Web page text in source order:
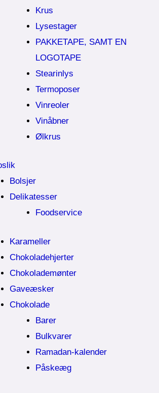
Krus
Lysestager
PAKKETAPE, SAMT EN
LOGOTAPE
Stearinlys
Termoposer
Vinreoler
Vinåbner
Ølkrus
Bolsjer
Delikatesser
Foodservice
Karameller
Chokoladehjerter
Chokolademønter
Gaveæsker
Chokolade
Barer
Bulkvarer
Ramadan-kalender
Påskeæg